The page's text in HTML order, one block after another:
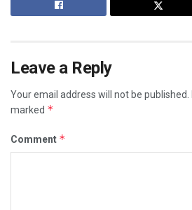
Leave a Reply
Your email address will not be published.
marked *
Comment *